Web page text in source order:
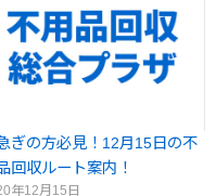
ぎの方必見！12月15日の不
回収ルート案内！
年12月15日